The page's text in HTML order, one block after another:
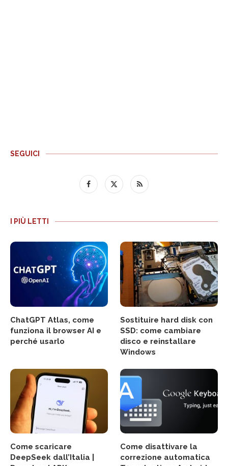
SEGUICI
I PIÙ LETTI
ChatGPT Atlas, come
funziona il browser AI e
perché usarlo
Sostituire hard disk con
SSD: come cambiare
disco e reinstallare
Windows
Come scaricare
DeepSeek dall’Italia |
Come disattivare la
correzione automatica